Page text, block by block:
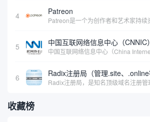
4 Patreon
5 中国互联网络信息中心（CNNIC）
6
收藏榜